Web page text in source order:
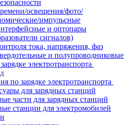
освещения/фото/
импульсные
и оптопары
сигналов)
тока, напряжения, фаз
и полупроводниковые
электротранспорта
по зарядке электротранспорта
для зарядных станций
части для зарядных станций
станции для электромобилей